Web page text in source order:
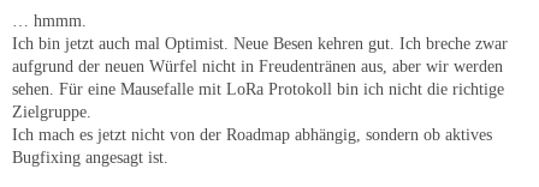
… hmmm.
Ich bin jetzt auch mal Optimist. Neue Besen kehren gut. Ich breche zwar
aufgrund der neuen Würfel nicht in Freudentränen aus, aber wir werden
sehen. Für eine Mausefalle mit LoRa Protokoll bin ich nicht die richtige
Zielgruppe.
Ich mach es jetzt nicht von der Roadmap abhängig, sondern ob aktives
Bugfixing angesagt ist.